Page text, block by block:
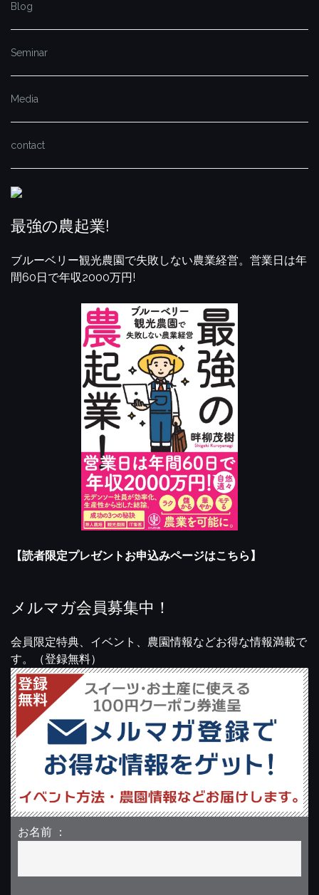
Blog
Seminar
Media
contact
最強の農起業!
ブルーベリー観光農園で失敗しない農業経営。営業日は年
間60日で年収2000万円!
【読者限定プレゼントお申込みページはこちら】
メルマガ会員募集中！
会員限定特典、イベント、農園情報などお得な情報満載で
す。（登録無料）
お名前 ：